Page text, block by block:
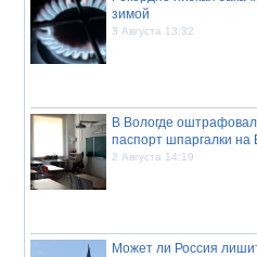
зимой
3 Августа 13:32
В Вологде
паспорт шпаргалки на
2 Августа 14:19
Может ли Россия